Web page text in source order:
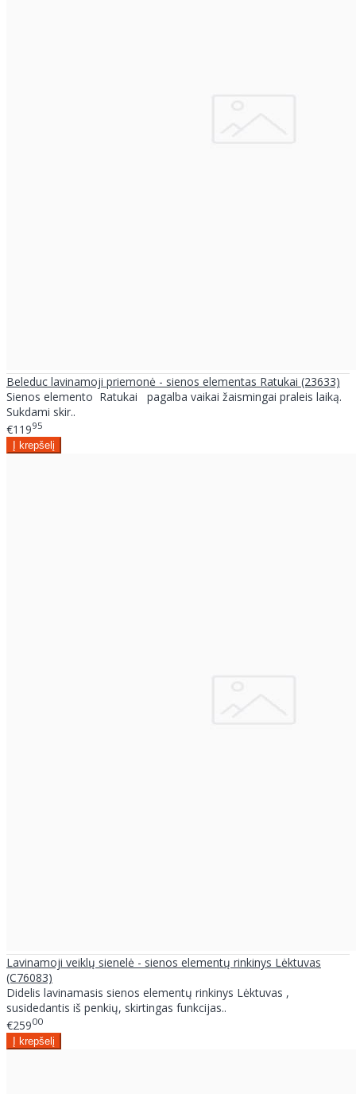
Beleduc lavinamoji priemonė - sienos elementas Ratukai (23633)
Sienos elemento Ratukai pagalba vaikai žaismingai praleis laiką.
Sukdami skir..
€11995
Lavinamoji veiklų sienelė - sienos elementų rinkinys Lėktuvas
(C76083)
Didelis lavinamasis sienos elementų rinkinys Lėktuvas ,
susidedantis iš penkių, skirtingas funkcijas..
€25900